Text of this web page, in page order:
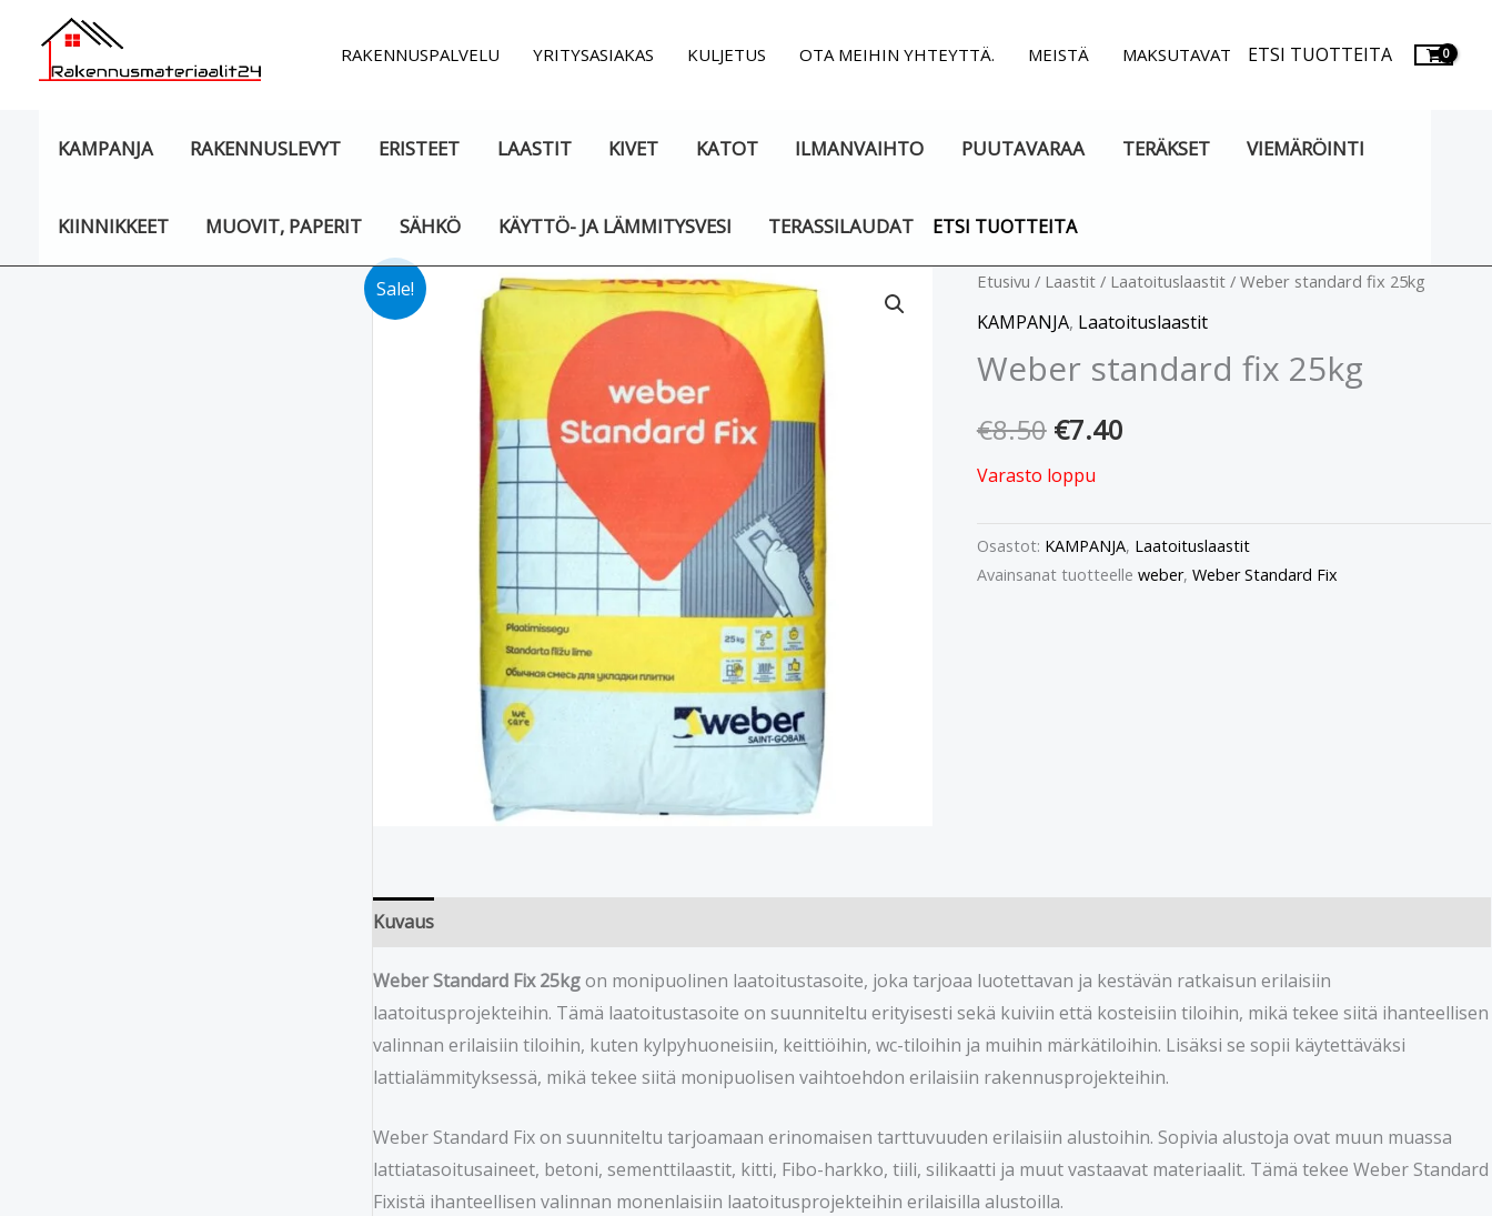
sisältöön
RAKENNUSPALVELU YRITYSASIAKAS KULJETUS OTA MEIHIN YHTEYTTÄ. MEISTÄ MAKSUTAVAT ETSI TUOTTEITA
KAMPANJA RAKENNUSLEVYT ERISTEET LAASTIT KIVET KATOT ILMANVAIHTO PUUTAVARAA TERÄKSET VIEMÄRÖINTI
KIINNIKKEET MUOVIT, PAPERIT SÄHKÖ KÄYTTÖ- JA LÄMMITYSVESI TERASSILAUDAT ETSI TUOTTEITA
Sale! Etusivu / Laastit/ Laatoituslaastit/ Weber standard fix 25kg
KAMPANJA, Laatoituslaastit
Weber standard fix 25kg
€8.50
Alkuperäinen
hinta
oli:
€8.50.
€7.40
Nykyinen
hinta
on:
€7.40.
Varasto loppu
Osastot: KAMPANJA, Laatoituslaastit
Avainsanat tuotteelle weber, Weber Standard Fix
Kuvaus
Weber Standard Fix 25kgon monipuolinen laatoitustasoite, joka tarjoaa luotettavan ja kestävän ratkaisun erilaisiin
laatoitusprojekteihin. Tämä laatoitustasoite on suunniteltu erityisesti sekä kuiviin että kosteisiin tiloihin, mikä tekee siitä ihanteellisen
valinnan erilaisiin tiloihin, kuten kylpyhuoneisiin, keittiöihin, wc-tiloihin ja muihin märkätiloihin. Lisäksi se sopii käytettäväksi
lattialämmityksessä, mikä tekee siitä monipuolisen vaihtoehdon erilaisiin rakennusprojekteihin.
Weber Standard Fix on suunniteltu tarjoamaan erinomaisen tarttuvuuden erilaisiin alustoihin. Sopivia alustoja ovat muun muassa
lattiatasoitusaineet, betoni, sementtilaastit, kitti, Fibo-harkko, tiili, silikaatti ja muut vastaavat materiaalit. Tämä tekee Weber Standard
Fixistä ihanteellisen valinnan monenlaisiin laatoitusprojekteihin erilaisilla alustoilla.